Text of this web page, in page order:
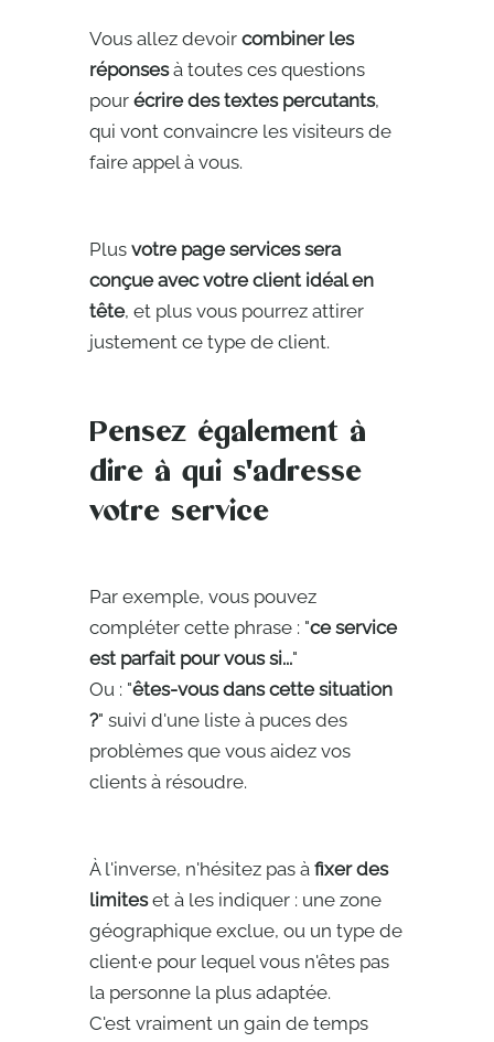
Vous allez devoir combiner les
réponsesà toutes ces questions
pour écrire des textes percutants,
qui vont convaincre les visiteurs de
faire appel à vous.
Plus votre page services sera
conçue avec votre client idéal en
tête, et plus vous pourrez attirer
justement ce type de client.
Pensez également à
dire à qui s'adresse
votre service
Par exemple, vous pouvez
compléter cette phrase : "ce service
est parfait pour vous si..."
Ou : "êtes-vous dans cette situation
?" suivi d'une liste à puces des
problèmes que vous aidez vos
clients à résoudre.
À l'inverse, n'hésitez pas à fixer des
limiteset à les indiquer : une zone
géographique exclue, ou un type de
client·e pour lequel vous n'êtes pas
la personne la plus adaptée.
C'est vraiment un gain de temps